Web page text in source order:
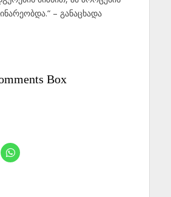
– განაცხადა
Box